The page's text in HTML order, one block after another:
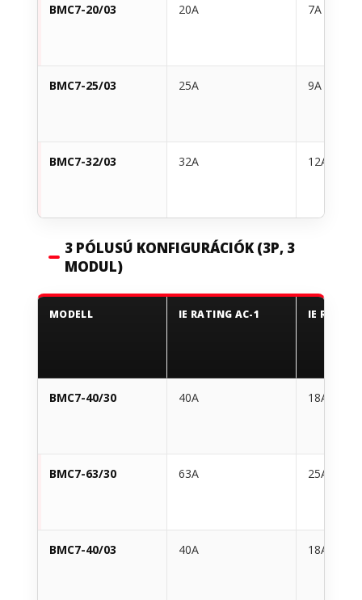
BMC7-20/03 20A 7A
BMC7-25/03 25A 9A
BMC7-32/03 32A 12A
3 PÓLUSÚ KONFIGURÁCIÓK (3P, 3
MODUL)
MODELL IE RATING AC-1 IE
BMC7-40/30 40A 18A
BMC7-63/30 63A 25A
BMC7-40/03 40A 18A